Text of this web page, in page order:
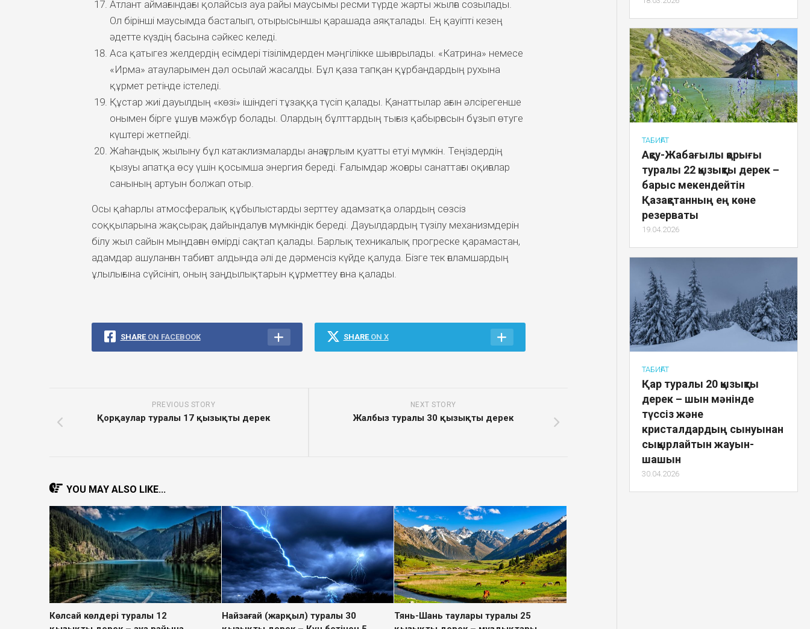
Атлант аймағындағы қолайсыз ауа райы маусымы ресми түрде жарты жылға созылады.
Ол бірінші маусымда басталып, отырысыншы қарашада аяқталады. Ең қауіпті кезең
әдетте күздің басына сәйкес келеді.
Аса қатыгез желдердің есімдері тізілімдерден мәңгілікке шығарылады. «Катрина» немесе
«Ирма» атауларымен дәл осылай жасалды. Бұл қаза тапқан құрбандардың рухына
құрмет ретінде істеледі.
Құстар жиі дауылдың «көзі» ішіндегі тұзаққа түсіп қалады. Қанаттылар ағын әлсірегенше
онымен бірге ұшуға мәжбүр болады. Олардың бұлттардың тығыз қабырғасын бұзып өтуге
күштері жетпейді.
Жаһандық жылыну бұл катаклизмаларды анағұрлым қуатты етуі мүмкін. Теңіздердің
қызуы апатқа өсу үшін қосымша энергия береді. Ғалымдар жоғары санаттағы оқиғалар
санының артуын болжап отыр.
Осы қаһарлы атмосфералық құбылыстарды зерттеу адамзатқа олардың сөзсіз
соққыларына жақсырақ дайындалуға мүмкіндік береді. Дауылдардың түзілу механизмдерін
білу жыл сайын мыңдаған өмірді сақтап қалады. Барлық техникалық прогреске қарамастан,
адамдар ашуланған табиғат алдында әлі де дәрменсіз күйде қалуда. Бізге тек ғаламшардың
ұлылығына сүйсініп, оның заңдылықтарын құрметтеу ғана қалады.
SHARE ON FACEBOOK SHARE ON X
NEXT STORY
Жалбыз туралы 30 қызықты дерек
PREVIOUS STORY
Қорқаулар туралы 17 қызықты дерек
YOU MAY ALSO LIKE...
Көлсай көлдері туралы 12
Найзағай (жарқыл) туралы 30
Тянь-Шань таулары туралы 25
ТАБИҒАТ
Ақсу-Жабағылы қорығы
туралы 22 қызықты дерек –
барыс мекендейтін
Қазақстанның ең көне
резерваты
19.04.2026
ТАБИҒАТ
Қар туралы 20 қызықты
дерек – шын мәнінде
түссіз және
кристалдардың сынуынан
сықырлайтын жауын-
шашын
30.04.2026